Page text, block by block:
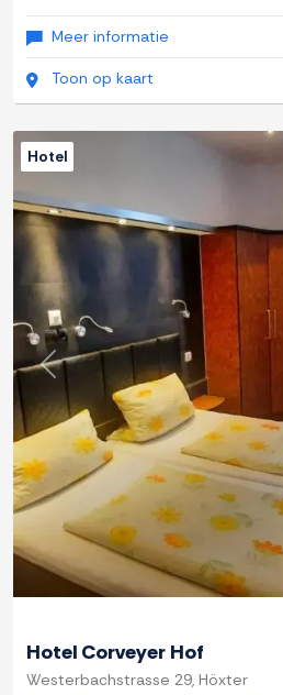
Meer informatie
Toon op kaart
Previous
Hotel
Hotel Corveyer Hof
Westerbachstrasse 29, Höxter